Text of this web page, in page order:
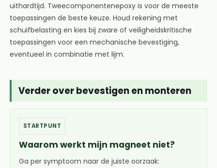
uithardtijd. Tweecomponentenepoxy is voor de meeste
toepassingen de beste keuze. Houd rekening met
schuifbelasting en kies bij zware of veiligheidskritische
toepassingen voor een mechanische bevestiging,
eventueel in combinatie met lijm.
Verder over bevestigen en monteren
STARTPUNT
Waarom werkt mijn magneet niet?
Ga per symptoom naar de juiste oorzaak: